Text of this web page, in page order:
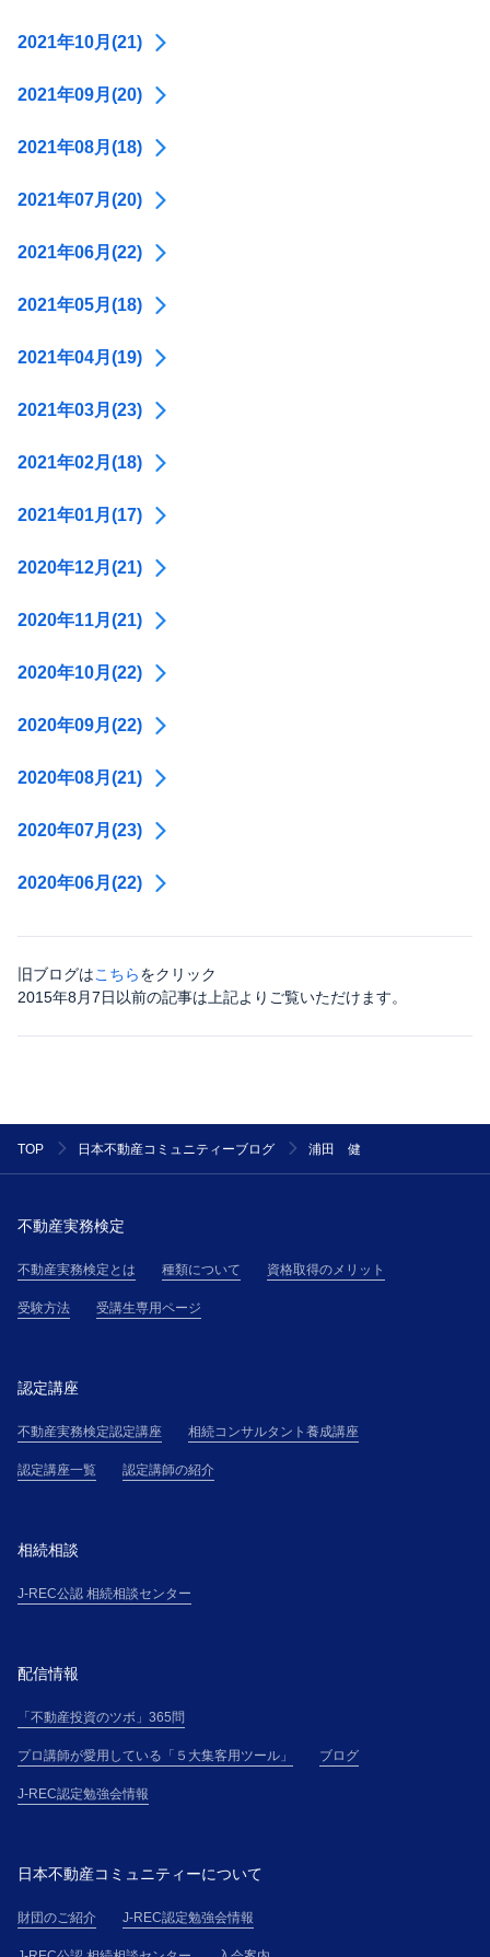
2021年10月(21)
2021年09月(20)
2021年08月(18)
2021年07月(20)
2021年06月(22)
2021年05月(18)
2021年04月(19)
2021年03月(23)
2021年02月(18)
2021年01月(17)
2020年12月(21)
2020年11月(21)
2020年10月(22)
2020年09月(22)
2020年08月(21)
2020年07月(23)
2020年06月(22)
旧ブログはこちらをクリック
2015年8月7日以前の記事は上記よりご覧いただけます。
TOP 日本不動産コミュニティーブログ 浦田 健
不動産実務検定
不動産実務検定とは 種類について 資格取得のメリット
受験方法 受講生専用ページ
認定講座
不動産実務検定認定講座 相続コンサルタント養成講座
認定講座一覧 認定講師の紹介
相続相談
J-REC公認 相続相談センター
配信情報
「不動産投資のツボ」365問
プロ講師が愛用している「５大集客用ツール」 ブログ
J-REC認定勉強会情報
日本不動産コミュニティーについて
財団のご紹介 J-REC認定勉強会情報